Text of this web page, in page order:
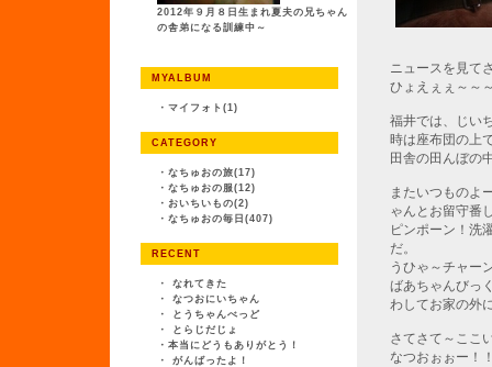
2012年９月８日生まれ夏夫の兄ちゃん
の舎弟になる訓練中～
MYALBUM
・ マイフォト(1)
CATEGORY
・ なちゅおの旅(17)
・ なちゅおの服(12)
・ おいちいもの(2)
・ なちゅおの毎日(407)
RECENT
・
なれてきた
・
なつおにいちゃん
・
とうちゃんべっど
・
とらじだじょ
・ 本当にどうもありがとう！
・
がんばったよ！
ニュースを見て
ひょえぇぇ～～
福井では、じい
時は座布団の上
田舎の田んぼの
またいつものよ
ゃんとお留守番
ピンポーン！洗
だ。
うひゃ～チャー
ばあちゃんびっ
わしてお家の外
さてさて～ここ
なつおぉぉー！